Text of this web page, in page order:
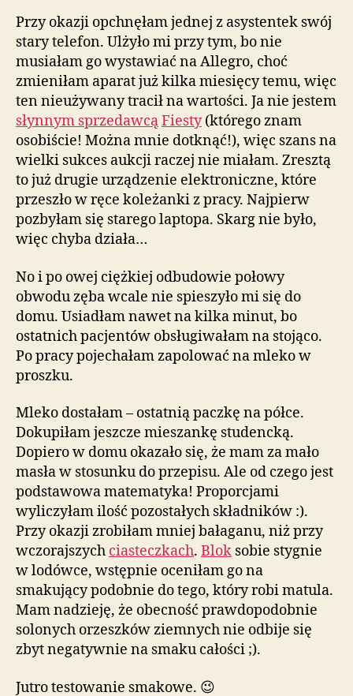
Przy okazji opchnęłam jednej z asystentek swój
stary telefon. Ulżyło mi przy tym, bo nie
musiałam go wystawiać na Allegro, choć
zmieniłam aparat już kilka miesięcy temu, więc
ten nieużywany tracił na wartości. Ja nie jestem
słynnym sprzedawcąFiesty(którego znam
osobiście! Można mnie dotknąć!), więc szans na
wielki sukces aukcji raczej nie miałam. Zresztą
to już drugie urządzenie elektroniczne, które
przeszło w ręce koleżanki z pracy. Najpierw
pozbyłam się starego laptopa. Skarg nie było,
więc chyba działa…
No i po owej ciężkiej odbudowie połowy
obwodu zęba wcale nie spieszyło mi się do
domu. Usiadłam nawet na kilka minut, bo
ostatnich pacjentów obsługiwałam na stojąco.
Po pracy pojechałam zapolować na mleko w
proszku.
Mleko dostałam – ostatnią paczkę na półce.
Dokupiłam jeszcze mieszankę studencką.
Dopiero w domu okazało się , że mam za mało
masła w stosunku do przepisu. Ale od czego jest
podstawowa matematyka! Proporcjami
wyliczyłam ilość pozostałych składników :).
Przy okazji zrobiłam mniej bałaganu, niż przy
wczorajszych ciasteczkach. Blok sobie stygnie
w lodówce, wstępnie oceniłam go na
smakujący podobnie do tego, który robi matula.
Mam nadzieję, że obecność prawdopodobnie
solonych orzeszków ziemnych nie odbije się
zbyt negatywnie na smaku całości ;).
Jutro testowanie smakowe. 😉